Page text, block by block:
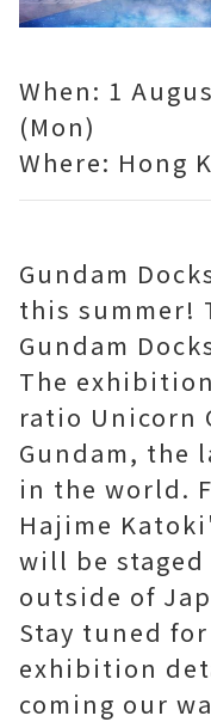
When: 1
(Mon)
Where: Hong
Gundam
this summer!
Gundam
The
ratio Unicorn
Gundam, the
in the world.
Hajime
will be
outside of
Stay tuned
exhibition
coming our